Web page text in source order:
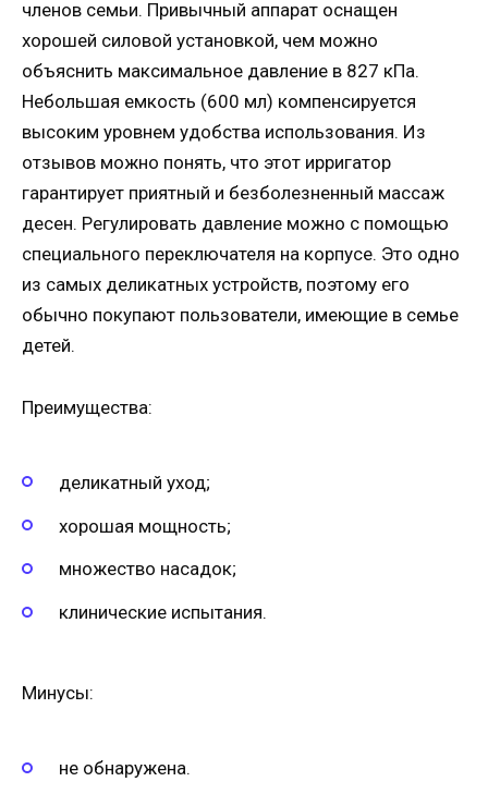
членов семьи. Привычный аппарат оснащен
хорошей силовой установкой, чем можно
объяснить максимальное давление в 827 кПа.
Небольшая емкость (600 мл) компенсируется
высоким уровнем удобства использования. Из
отзывов можно понять, что этот ирригатор
гарантирует приятный и безболезненный массаж
десен. Регулировать давление можно с помощью
специального переключателя на корпусе. Это одно
из самых деликатных устройств, поэтому его
обычно покупают пользователи, имеющие в семье
детей.
Преимущества:
деликатный уход;
хорошая мощность;
множество насадок;
клинические испытания.
Минусы:
не обнаружена.